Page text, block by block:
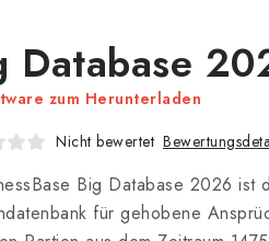
Database
zum Herunterladen
Nicht bewertet
Big Database 2026 ist
für gehobene